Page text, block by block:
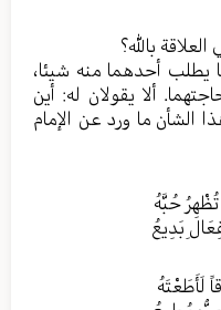
بالله؟
يطلب أحدهما منه شيئا،
ألا يقولان له: أين
الشأن ما ورد عن الإمام
حُبَّهُ
بَدِيعُ
لَأَطَعْتَهُ